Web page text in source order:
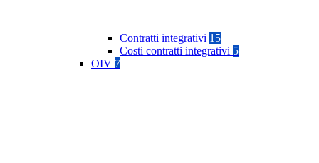
Contratti integrativi 15
Costi contratti integrativi 5
OIV 7